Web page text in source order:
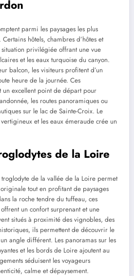
parmi les paysages les plus
hôtels, chambres d’hôtes et
privilégiée offrant une vue
et les eaux turquoise du canyon.
balcon, les visiteurs profitent d’un
heure de la journée. Ces
un excellent point de départ pour
les routes panoramiques ou
sur le lac de Sainte-Croix. Le
et les eaux émeraude crée un
de la Loire
de la vallée de la Loire permet
tout en profitant de paysages
la roche tendre du tuffeau, ces
un confort surprenant et une
situés à proximité des vignobles, des
ils permettent de découvrir le
angle différent. Les panoramas sur les
et les bords de Loire ajoutent au
séduisent les voyageurs
calme et dépaysement.